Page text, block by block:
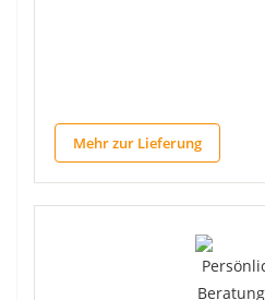
Mehr zur Lieferung